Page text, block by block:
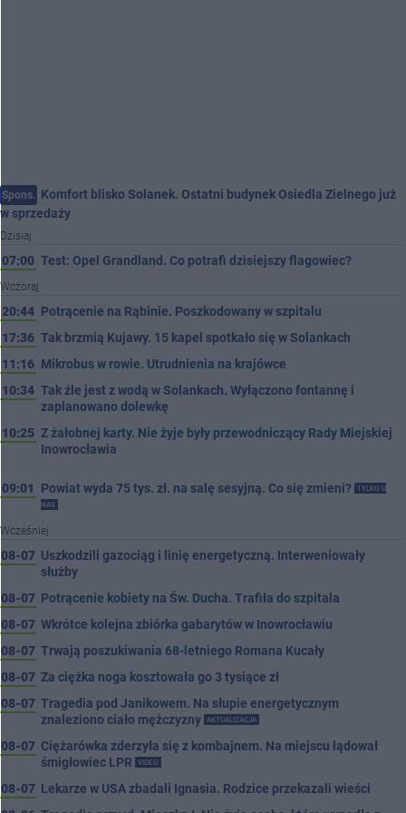
Spons. Komfort blisko Solanek. Ostatni budynek Osiedla Zielnego już
w sprzedaży
Dzisiaj
07:00 Test: Opel Grandland. Co potrafi dzisiejszy flagowiec?
Wczoraj
20:44 Potrącenie na Rąbinie. Poszkodowany w szpitalu
17:36 Tak brzmią Kujawy. 15 kapel spotkało się w Solankach
11:16 Mikrobus w rowie. Utrudnienia na krajówce
10:34 Tak źle jest z wodą w Solankach. Wyłączono fontannę i
zaplanowano dolewkę
10:25 Z żałobnej karty. Nie żyje były przewodniczący Rady Miejskiej
Inowrocławia
09:01 Powiat wyda 75 tys. zł. na salę sesyjną. Co się zmieni?
TYLKO U
NAS
Wcześniej
08-07 Uszkodzili gazociąg i linię energetyczną. Interweniowały
służby
08-07 Potrącenie kobiety na Św. Ducha. Trafiła do szpitala
08-07 Wkrótce kolejna zbiórka gabarytów w Inowrocławiu
08-07 Trwają poszukiwania 68-letniego Romana Kucały
08-07 Za ciężka noga kosztowała go 3 tysiące zł
08-07 Tragedia pod Janikowem. Na słupie energetycznym
znaleziono ciało mężczyzny
AKTUALIZACJA
08-07 Ciężarówka zderzyła się z kombajnem. Na miejscu lądował
śmigłowiec LPR
VIDEO
08-07 Lekarze w USA zbadali Ignasia. Rodzice przekazali wieści